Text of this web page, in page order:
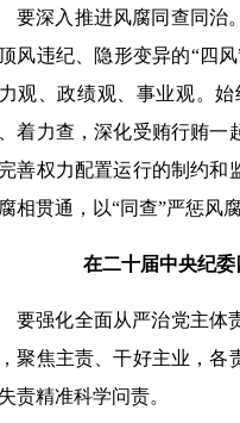
要深入推进风腐同查同治
风违纪、隐形变异的“四
观、政绩观、事业观。
着力查，深化受贿行贿一
善权力配置运行的制约和
相贯通，以“同查”严惩风
在二十届中央纪委
要强化全面从严治党主体
聚焦主责、干好主业，各
责精准科学问责。